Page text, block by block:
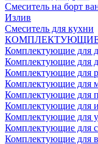
Смеситель на борт
Излив
Смеситель для кухни
Комплектующие для
Комплектующие для
Комплектующие для
Комплектующие для
Комплектующие для
Комплектующие для
Комплектующие для
Комплектующие для
Комплектующие для